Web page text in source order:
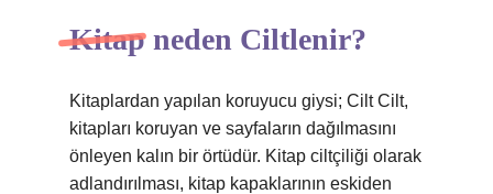
Kitap neden Ciltlenir?
Kitaplardan yapılan koruyucu giysi; Cilt Cilt,
kitapları koruyan ve sayfaların dağılmasını
önleyen kalın bir örtüdür. Kitap ciltçiliği olarak
adlandırılması, kitap kapaklarının eskiden